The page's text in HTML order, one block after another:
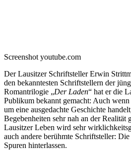
Screenshot youtube.com
Der Lausitzer Schriftsteller Erwin
den bekanntesten Schriftstellern der
Romantrilogie „Der Laden“ hat er die
Publikum bekannt gemacht: Auch
um eine ausgedachte Geschichte
Begebenheiten sehr nah an der Realität
Lausitzer Leben wird sehr
auch andere berühmte Schriftsteller:
Spuren hinterlassen.